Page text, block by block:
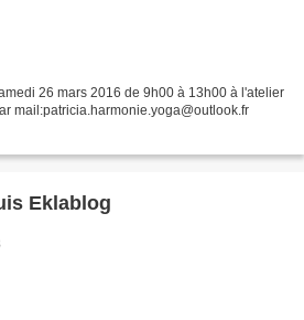
26 mars 2016 de 9h00 à 13h00 à l'atelier
mail:patricia.harmonie.yoga@outlook.fr
Article publié depuis Eklablog